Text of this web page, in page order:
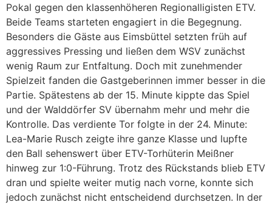
Pokal gegen den klassenhöheren Regionalligisten ETV.
Beide Teams starteten engagiert in die Begegnung.
Besonders die Gäste aus Eimsbüttel setzten früh auf
aggressives Pressing und ließen dem WSV zunächst
wenig Raum zur Entfaltung. Doch mit zunehmender
Spielzeit fanden die Gastgeberinnen immer besser in die
Partie. Spätestens ab der 15. Minute kippte das Spiel
und der Walddörfer SV übernahm mehr und mehr die
Kontrolle. Das verdiente Tor folgte in der 24. Minute:
Lea-Marie Rusch zeigte ihre ganze Klasse und lupfte
den Ball sehenswert über ETV-Torhüterin Meißner
hinweg zur 1:0-Führung. Trotz des Rückstands blieb ETV
dran und spielte weiter mutig nach vorne, konnte sich
jedoch zunächst nicht entscheidend durchsetzen. In der